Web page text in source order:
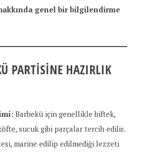
genel bir bilgilendirme
PARTISINE HAZIRLIK
Barbekü için genellikle biftek,
sucuk gibi parçalar tercih edilir.
marine edilip edilmediği lezzeti